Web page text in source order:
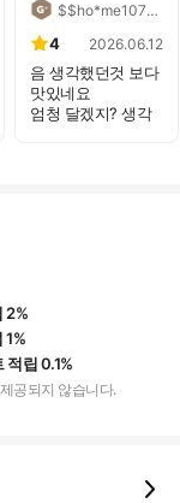
$$ho*me107****
4 2026.06.12
음 생각했던것 보다
맛있네요
엄청 달겠지? 생각
2%
1%
적립 0.1%
공되지 않습니다.